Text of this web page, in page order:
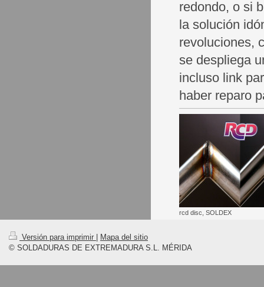
redondo, o si
la solución
revoluciones,
se despliega
incluso link
haber reparo
rcd disc, SOLDEX
Versión para imprimir
Mapa del sitio
© SOLDADURAS DE EXTREMADURA S.L. MÉRIDA